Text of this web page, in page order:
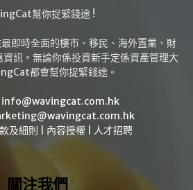
幫你捉緊錢途 !
即時全面的樓市、移民、海外置業、財
訊。無論你係投資新手定係資產管理大
都會幫你捉緊錢途。
info@wavingcat.com.hk
及細則 內容授權 人才招聘
關注我們